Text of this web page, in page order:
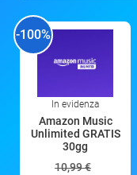
-100%
In evidenza
Amazon Music
Unlimited GRATIS
30gg
10,99 €